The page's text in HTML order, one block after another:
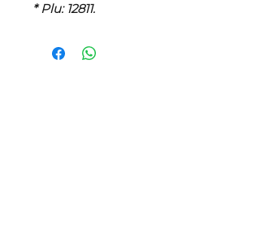
* Plu: 12811.